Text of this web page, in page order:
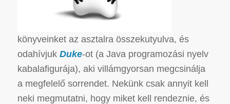
könyveinket az asztalra összekutyulva, és
odahívjuk Duke-ot (a Java programozási nyelv
kabalafigurája), aki villámgyorsan megcsinálja
a megfelelő sorrendet. Nekünk csak annyit kell
neki megmutatni, hogy miket kell rendeznie, és